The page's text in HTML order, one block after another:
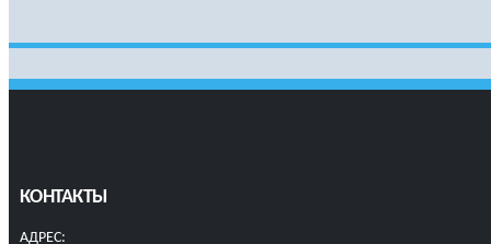
КОНТАКТЫ
АДРЕС: